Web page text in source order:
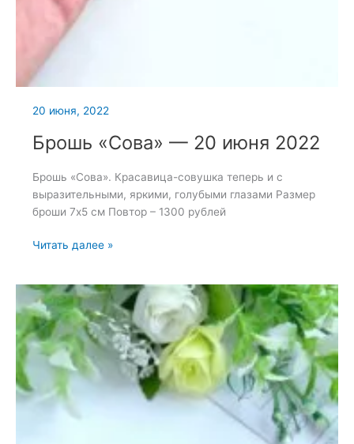
20 июня, 2022
Брошь «Сова» — 20 июня 2022
Брошь «Сова». Красавица-совушка теперь и с
выразительными, яркими, голубыми глазами Размер
броши 7х5 см Повтор – 1300 рублей
Брошь
20
июня
2022
Читать далее »